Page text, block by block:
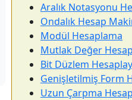
Aralık Notasyonu
Ondalık Hesap
Modül Hesaplama
Mutlak Değer
Bit Düzlem
Genişletilmiş Form
Uzun Çarpma